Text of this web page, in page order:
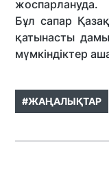
жоспарлануда.
Бұл сапар
қатынасты
мүмкіндіктер
#ЖАҢАЛЫҚТАР